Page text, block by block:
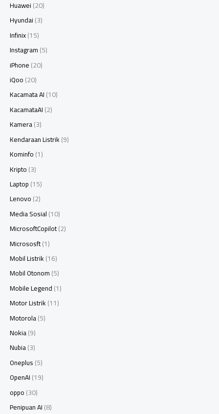
Huawei(20)
Hyundai(3)
Infinix(15)
Instagram(5)
iPhone(20)
iQoo(20)
Kacamata AI(10)
KacamataAI(2)
Kamera(3)
Kendaraan Listrik(9)
Kominfo(1)
Kripto(3)
Laptop(15)
Lenovo(2)
Media Sosial(10)
MicrosoftCopilot(2)
Micrososft(1)
Mobil Listrik(16)
Mobil Otonom(5)
Mobile Legend(1)
Motor Listrik(11)
Motorola(5)
Nokia(9)
Nubia(3)
Oneplus(5)
OpenAI(19)
oppo(30)
Penipuan AI(8)